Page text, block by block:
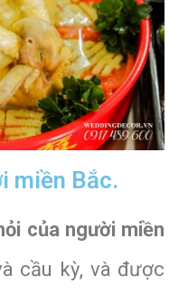
miền Bắc.
của người miền
cầu kỳ, và được